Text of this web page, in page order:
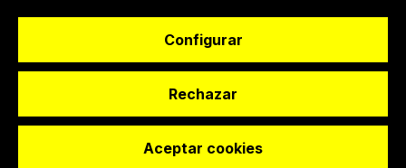
© Dashboard Technologies S.L
Configurar
Rechazar
Aceptar cookies